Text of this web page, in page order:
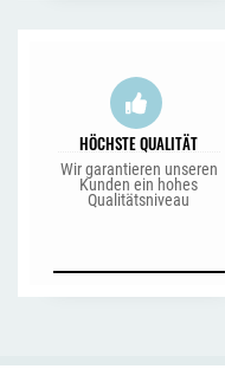
HÖCHSTE QUALITÄT
Wir garantieren unseren
Kunden ein hohes
Qualitätsniveau